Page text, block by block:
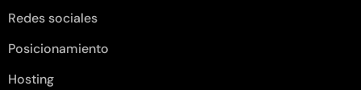
Redes sociales
Posicionamiento
Hosting